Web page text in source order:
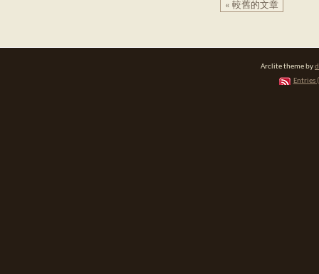
« 較舊的文章
Arclite theme by
Entries